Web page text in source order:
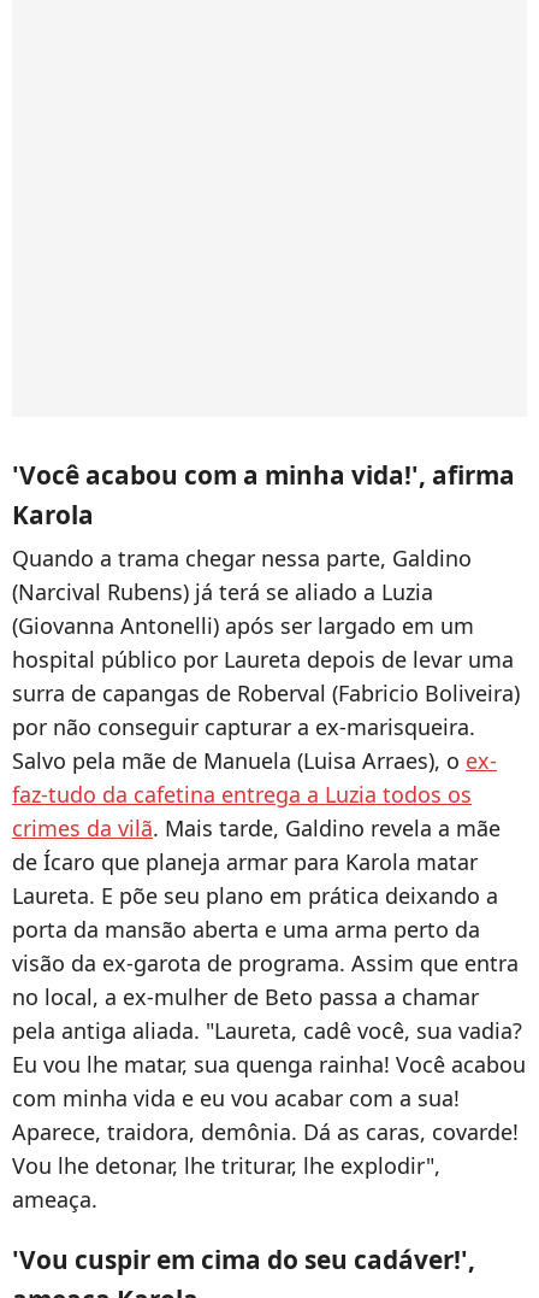
'Você acabou com a minha vida!', afirma
Karola
Quando a trama chegar nessa parte, Galdino
(Narcival Rubens) já terá se aliado a Luzia
(Giovanna Antonelli) após ser largado em um
hospital público por Laureta depois de levar uma
surra de capangas de Roberval (Fabricio Boliveira)
por não conseguir capturar a ex-marisqueira.
Salvo pela mãe de Manuela (Luisa Arraes), o ex-
faz-tudo da cafetina entrega a Luzia todos os
crimes da vilã. Mais tarde, Galdino revela a mãe
de Ícaro que planeja armar para Karola matar
Laureta. E põe seu plano em prática deixando a
porta da mansão aberta e uma arma perto da
visão da ex-garota de programa. Assim que entra
no local, a ex-mulher de Beto passa a chamar
pela antiga aliada. "Laureta, cadê você, sua vadia?
Eu vou lhe matar, sua quenga rainha! Você acabou
com minha vida e eu vou acabar com a sua!
Aparece, traidora, demônia. Dá as caras, covarde!
Vou lhe detonar, lhe triturar, lhe explodir",
ameaça.
'Vou cuspir em cima do seu cadáver!',